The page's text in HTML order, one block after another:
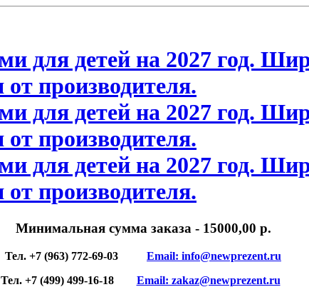
Минимальная сумма заказа - 15000,00 р.
Тел. +7 (963) 772-69-03 Email: info@newprezent.ru
Тел. +7 (499) 499-16-18 Email: zakaz@newprezent.ru